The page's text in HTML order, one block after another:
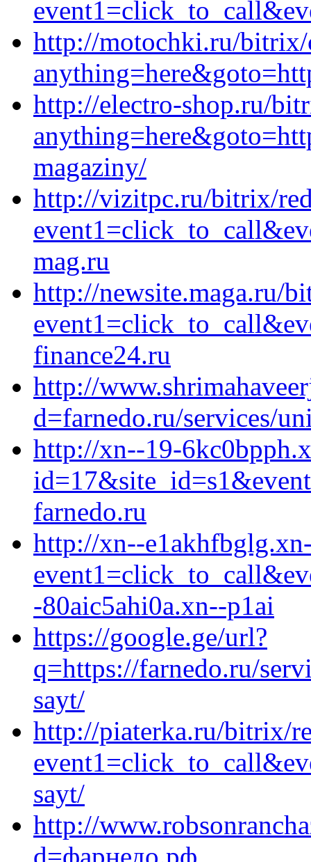
http://motochki.ru/
http://electro-shop.ru/
magaziny/
http://vizitpc.ru/bitrix/
mag.ru
http://newsite.maga.ru/
finance24.ru
http://
d=farnedo.ru/services/
http://xn--19-
farnedo.ru
http://xn--
-80aic5ahi0a.xn--p1ai
https://google.ge/url?
q=https://farnedo.ru/
sayt/
http://piaterka.ru/bitrix/
sayt/
http://